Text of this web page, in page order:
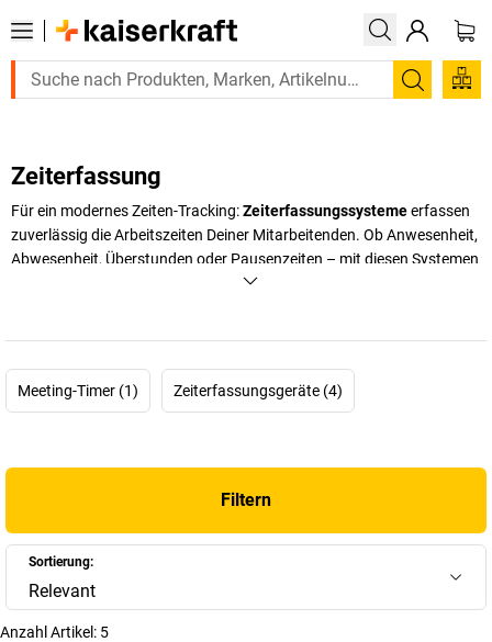
Suchen
Zeiterfassung
Für ein modernes Zeiten-Tracking:Zeiterfassungssystemeerfassen
zuverlässig die Arbeitszeiten Deiner Mitarbeitenden. Ob Anwesenheit,
Abwesenheit, Überstunden oder Pausenzeiten – mit diesen Systemen
behältst Du stets den Überblick. Beikaiserkraft
sondern auch Rechtssicherheit. Vom klassischen Stempelgerät bis
sondern auch die Effizienz und Produktivität Deiner Belegschaft.
+Mehr anzeigen
Meeting-Timer (1) Zeiterfassungsgeräte (4)
Filtern
Sortierung:
Relevant
Anzahl Artikel: 5